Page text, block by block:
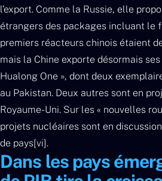
l’export. Comme la Russie, elle
étrangers des packages incluant le
premiers réacteurs chinois étaient
mais la Chine exporte désormais
Hualong One », dont deux
au Pakistan. Deux autres sont en
Royaume-Uni. Sur les « nouvelles
projets nucléaires sont en
de pays[vi].
Dans les pays